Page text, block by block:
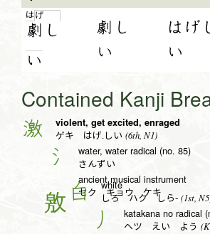
はげ
劇 し
い
劇し
い
はげ
い
Contained Kanji
激 violent, get excited, enraged
ゲキ はげ.しい (6th, N1)
氵 water, water radical (no. 85)
さんずい
ancient musical instrument
セク キョウ ケキ
白 white
しろ ハク しら- (1st,
丿 katakana no radical
ヘツ えい よう